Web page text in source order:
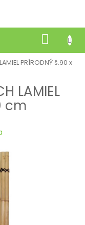
KOŠÍK
PRÍRODNÝ š.90 x
LAMIEL
cm